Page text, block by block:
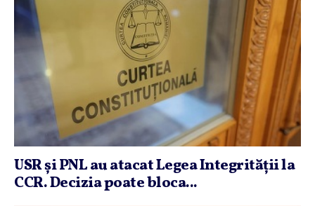
USR şi PNL au atacat Legea Integrităţii la
CCR. Decizia poate bloca...